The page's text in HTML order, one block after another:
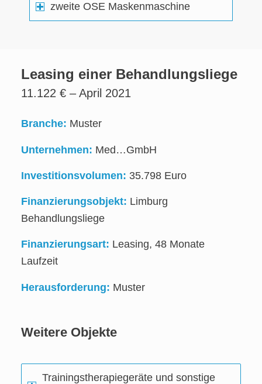
zweite OSE Maskenmaschine
Leasing einer Behandlungsliege
11.122 € – April 2021
Branche: Muster
Unternehmen: Med…GmbH
Investitionsvolumen: 35.798 Euro
Finanzierungsobjekt: Limburg
Behandlungsliege
Finanzierungsart: Leasing, 48 Monate
Laufzeit
Herausforderung: Muster
Weitere Objekte
Trainingstherapiegeräte und sonstige